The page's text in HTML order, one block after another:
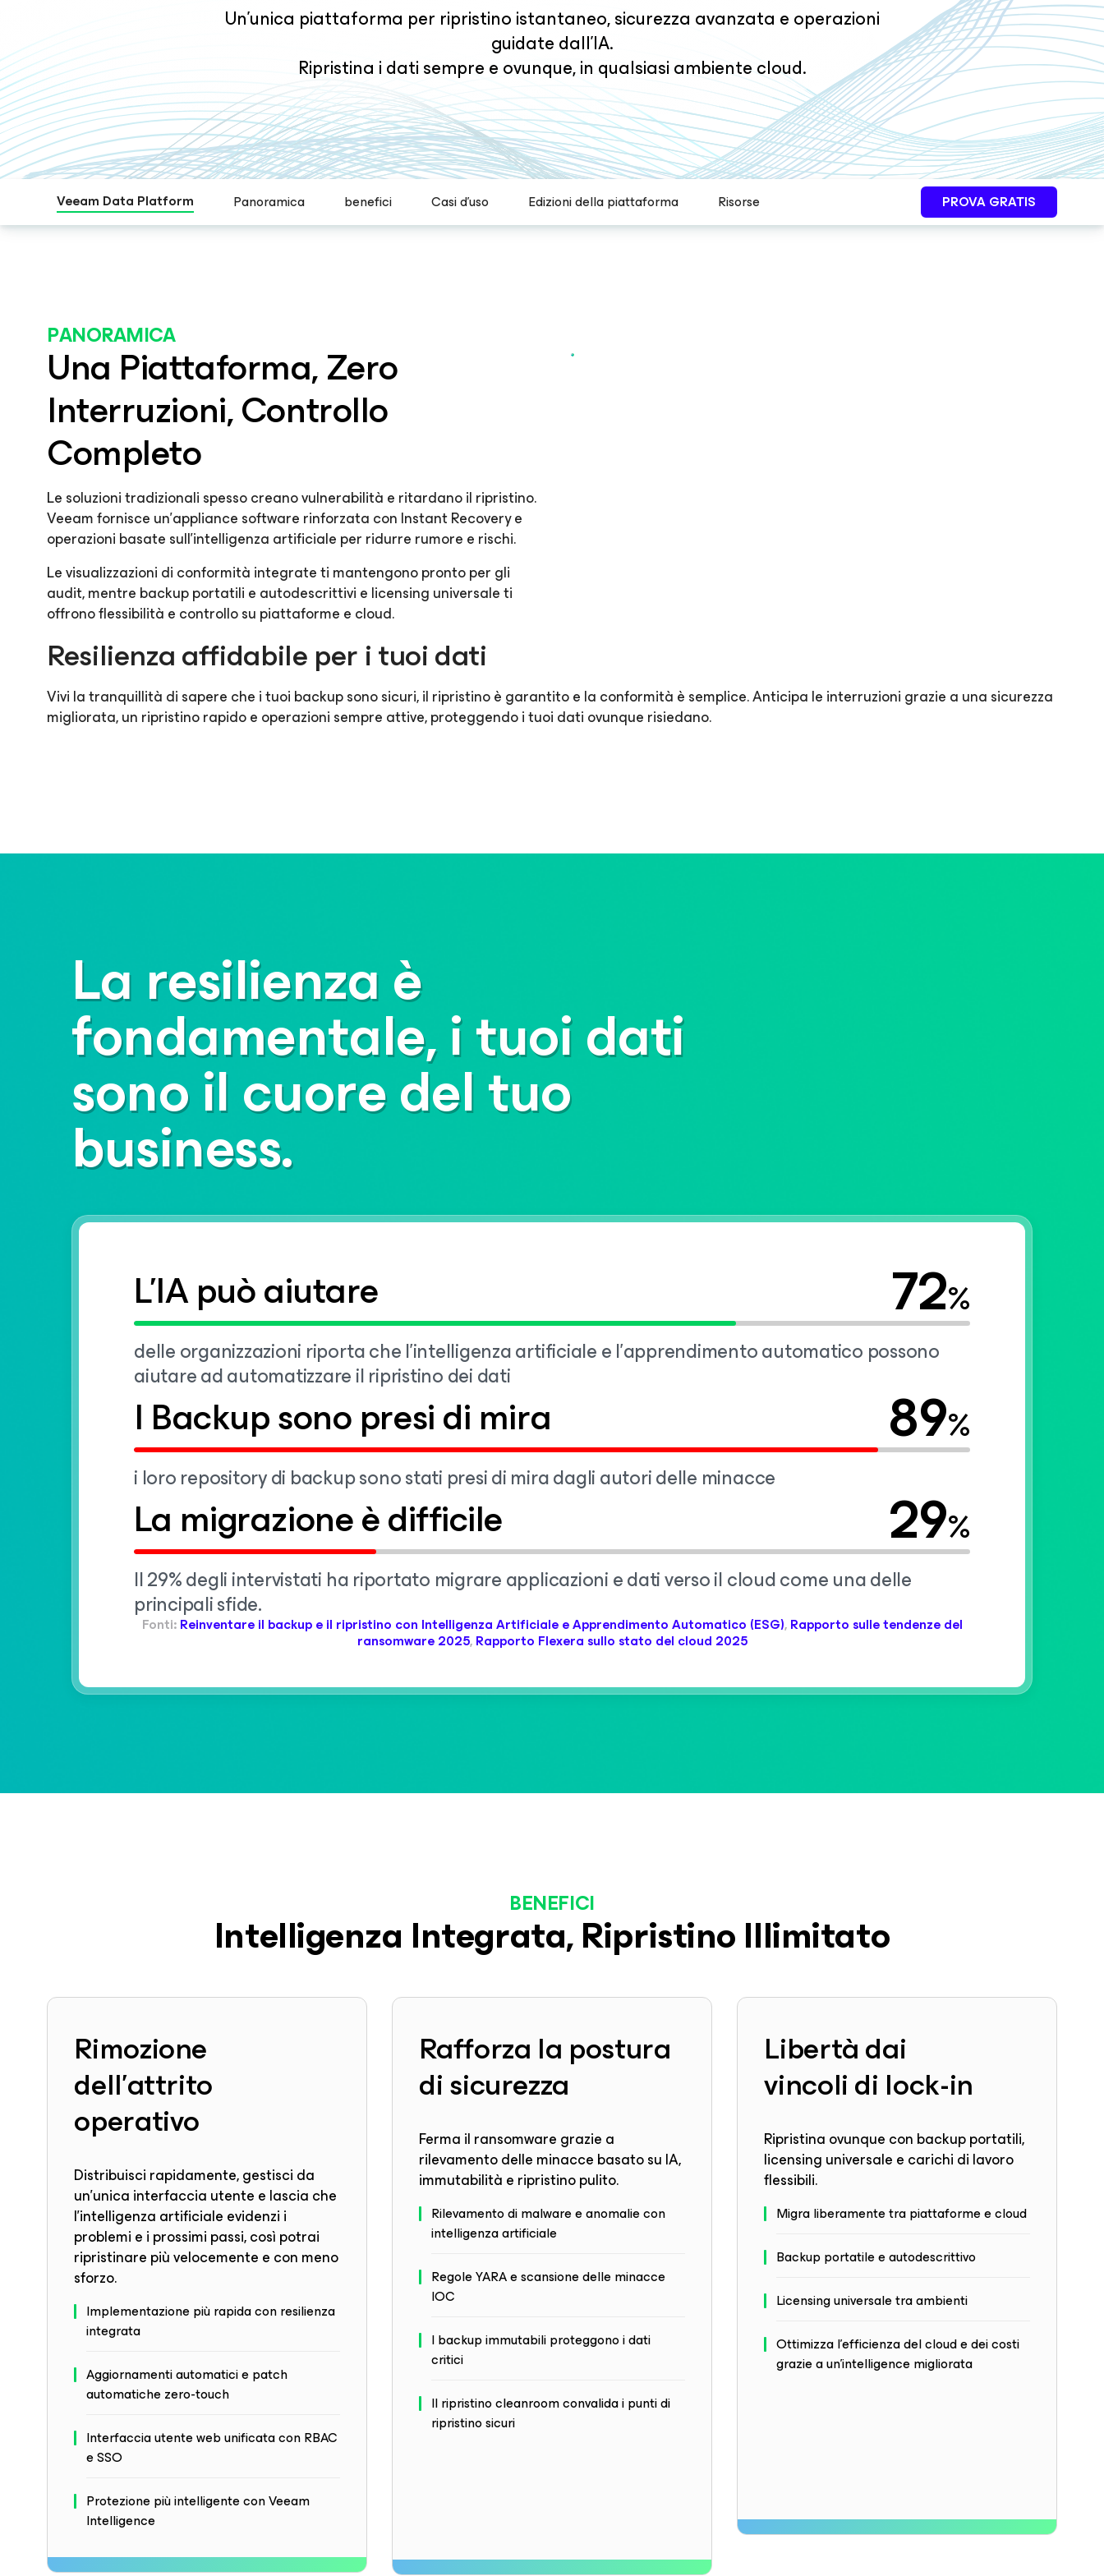
Un'unica piattaforma per ripristino istantaneo, sicurezza avanzata e operazioni
guidate dall’IA.
Ripristina i dati sempre e ovunque, in qualsiasi ambiente cloud.
Veeam Data Platform Panoramica benefici Casi d'uso Edizioni della piattaforma Risorse PROVA GRATIS
PANORAMICA
Una Piattaforma, Zero
Interruzioni, Controllo
Completo
Le soluzioni tradizionali spesso creano vulnerabilità e ritardano il ripristino.
Veeam fornisce un'appliance software rinforzata con Instant Recovery e
operazioni basate sull'intelligenza artificiale per ridurre rumore e rischi.
Le visualizzazioni di conformità integrate ti mantengono pronto per gli
audit, mentre backup portatili e autodescrittivi e licensing universale ti
offrono flessibilità e controllo su piattaforme e cloud.
Resilienza affidabile per i tuoi dati
Vivi la tranquillità di sapere che i tuoi backup sono sicuri, il ripristino è garantito e la conformità è semplice. Anticipa le interruzioni grazie a una sicurezza
migliorata, un ripristino rapido e operazioni sempre attive, proteggendo i tuoi dati ovunque risiedano.
La resilienza è
fondamentale, i tuoi dati
sono il cuore del tuo
business.
L'IA può aiutare 72%
delle organizzazioni riporta che l'intelligenza artificiale e l'apprendimento automatico possono
aiutare ad automatizzare il ripristino dei dati
I Backup sono presi di mira 89%
i loro repository di backup sono stati presi di mira dagli autori delle minacce
La migrazione è difficile 29%
Il 29% degli intervistati ha riportato migrare applicazioni e dati verso il cloud come una delle
principali sfide.
Fonti:Reinventare il backup e il ripristino con Intelligenza Artificiale e Apprendimento Automatico (ESG),Rapporto sulle tendenze del
ransomware 2025,Rapporto Flexera sullo stato del cloud 2025
BENEFICI
Intelligenza Integrata, Ripristino Illimitato
Rimozione
dell'attrito
operativo
Distribuisci rapidamente, gestisci da
un'unica interfaccia utente e lascia che
l'intelligenza artificiale evidenzi i
problemi e i prossimi passi, così potrai
ripristinare più velocemente e con meno
sforzo.
Implementazione più rapida con resilienza
integrata
Aggiornamenti automatici e patch
automatiche zero-touch
Interfaccia utente web unificata con RBAC
e SSO
Protezione più intelligente con Veeam
Intelligence
Rafforza la postura
di sicurezza
Ferma il ransomware grazie a
rilevamento delle minacce basato su IA,
immutabilità e ripristino pulito.
Rilevamento di malware e anomalie con
intelligenza artificiale
Regole YARA e scansione delle minacce
IOC
I backup immutabili proteggono i dati
critici
Il ripristino cleanroom convalida i punti di
ripristino sicuri
Libertà dai
vincoli di lock-in
Ripristina ovunque con backup portatili,
licensing universale e carichi di lavoro
flessibili.
Migra liberamente tra piattaforme e cloud
Backup portatile e autodescrittivo
Licensing universale tra ambienti
Ottimizza l'efficienza del cloud e dei costi
grazie a un'intelligence migliorata